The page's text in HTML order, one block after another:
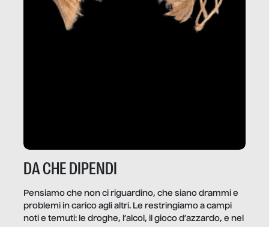
DA CHE DIPENDI
Pensiamo che non ci riguardino, che siano drammi e
problemi in carico agli altri. Le restringiamo a campi
noti e temuti: le droghe, l’alcol, il gioco d’azzardo, e nel